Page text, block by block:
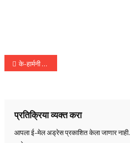
पोस्टचे
के-हार्मनी फेस्टा : भारत-कोरिया मैत्री आणि संस्कृतीचा महोत्सव
प्रतिक्रिया व्यक्त करा
आपला ई-मेल अड्रेस प्रकाशित केला जाणार नाही.